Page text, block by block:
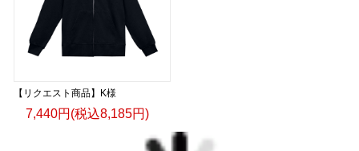
【リクエスト商品】K様
7,440円(税込8,185円)